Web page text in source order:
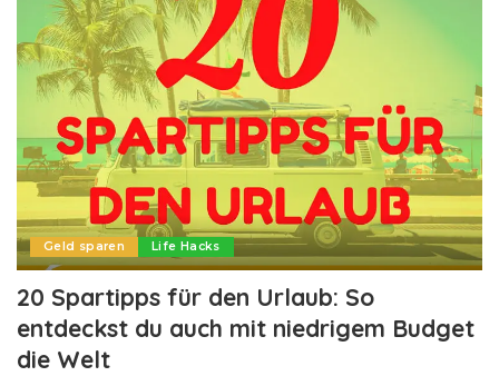
Geld sparen Life Hacks
20 Spartipps für den Urlaub: So
entdeckst du auch mit niedrigem Budget
die Welt